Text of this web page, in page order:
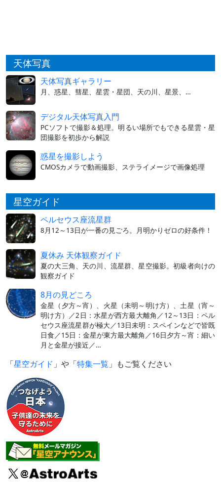
天体写真
天体写真ギャラリー
月、惑星、彗星、星雲・星団、天の川、星景、…
デジタル天体写真入門
PCソフトで撮影＆処理。明るい場所でもできる星雲・星
団撮影を初歩から解説
惑星を撮影しよう
CMOSカメラで動画撮影、ステライメージで画像処理
星空ガイド
ペルセウス座流星群
8月12～13日が一番の見ごろ。月明かりゼロの好条件！
夏休み 天体観察ガイド
夏の大三角、天の川、流星群、星空撮影。初級者向けの
観察ガイド
8月の見どころ
金星（夕方～宵）、火星（未明～明け方）、土星（宵～
明け方）／2日：水星が西方最大離角／12～13日：ペル
セウス座流星群が極大／13日未明：スペインなどで皆既
日食／15日：金星が東方最大離角／16日夕方～宵：細い
月と金星が接近／…
「星空ガイド 」や「特集一覧 」もご覧ください